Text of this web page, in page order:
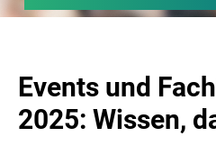
Events und
2025: Wissen,